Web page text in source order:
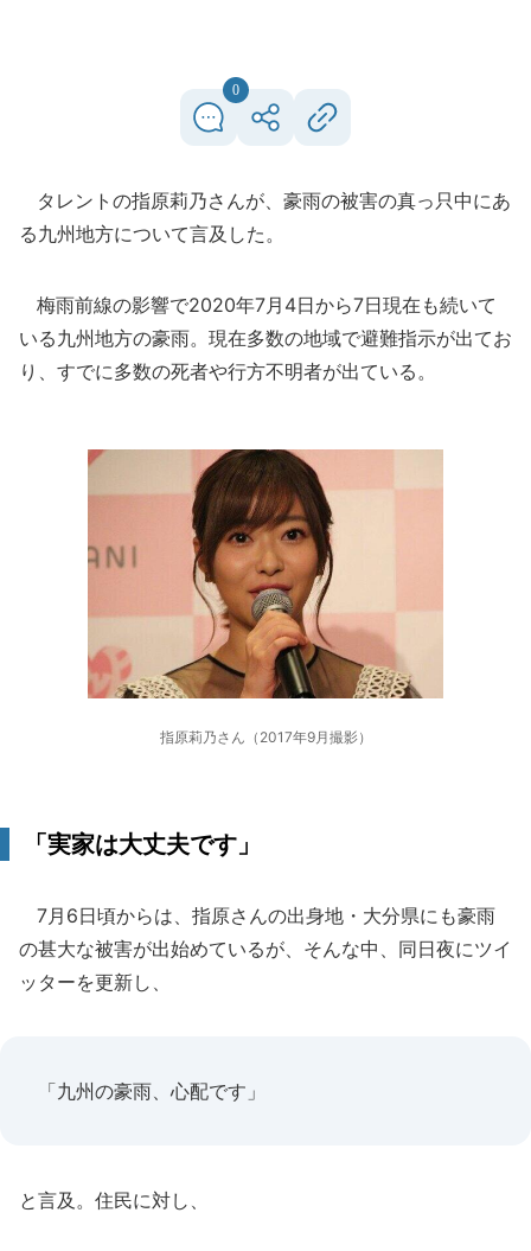
0
タレントの指原莉乃さんが、豪雨の被害の真っ只中にあ
る九州地方について言及した。
梅雨前線の影響で2020年7月4日から7日現在も続いて
いる九州地方の豪雨。現在多数の地域で避難指示が出てお
り、すでに多数の死者や行方不明者が出ている。
指原莉乃さん（2017年9月撮影）
「実家は大丈夫です」
7月6日頃からは、指原さんの出身地・大分県にも豪雨
の甚大な被害が出始めているが、そんな中、同日夜にツイ
ッターを更新し、
「九州の豪雨、心配です」
と言及。住民に対し、